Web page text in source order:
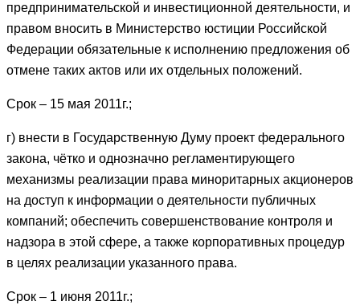
предпринимательской и инвестиционной деятельности, и
правом вносить в Министерство юстиции Российской
Федерации обязательные к исполнению предложения об
отмене таких актов или их отдельных положений.
Срок – 15 мая 2011г.;
г) внести в Государственную Думу проект федерального
закона, чётко и однозначно регламентирующего
механизмы реализации права миноритарных акционеров
на доступ к информации о деятельности публичных
компаний; обеспечить совершенствование контроля и
надзора в этой сфере, а также корпоративных процедур
в целях реализации указанного права.
Срок – 1 июня 2011г.;